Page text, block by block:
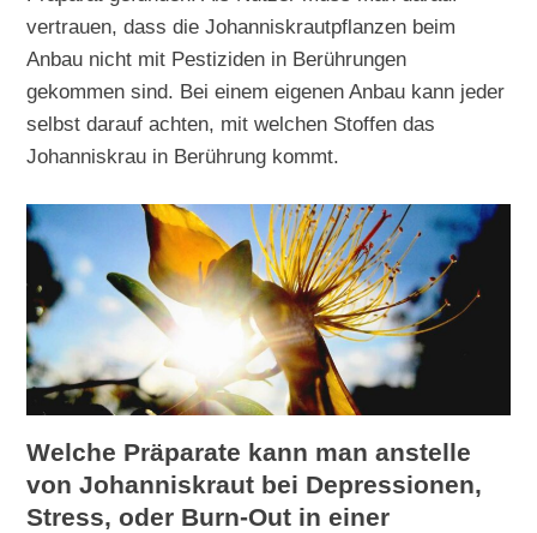
vertrauen, dass die Johanniskrautpflanzen beim
Anbau nicht mit Pestiziden in Berührungen
gekommen sind. Bei einem eigenen Anbau kann jeder
selbst darauf achten, mit welchen Stoffen das
Johanniskrau in Berührung kommt.
Welche Präparate kann man anstelle
von Johanniskraut bei Depressionen,
Stress, oder Burn-Out in einer